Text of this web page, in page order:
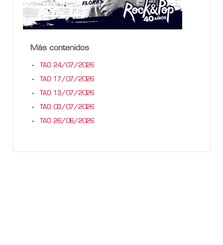
Más contenidos
TAO 24/07/2026
TAO 17/07/2026
TAO 13/07/2026
TAO 03/07/2026
TAO 26/06/2026